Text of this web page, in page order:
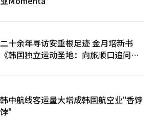
二十余年寻访安重根足迹 金月培新书
《韩国独立运动圣地：向旅顺口追问历
韩中航线客运量大增成韩国航空业"香饽
饽"